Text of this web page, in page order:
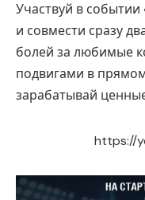
Участвуй в событии
и совмести сразу
болей за любимые
подвигами в
зарабатывай
https://